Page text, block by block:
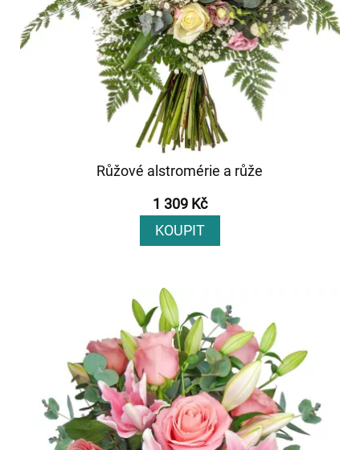
Růžové alstromérie a růže
1 309 Kč
KOUPIT